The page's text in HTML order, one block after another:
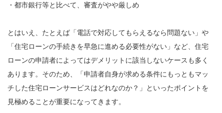
・都市銀行等と比べて、審査がやや厳しめ
とはいえ、たとえば「電話で対応してもらえるなら問題ない」や
「住宅ローンの手続きを早急に進める必要性がない」など、住宅
ローンの申請者によってはデメリットに該当しないケースも多く
あります。そのため、「申請者自身が求める条件にもっともマッ
チした住宅ローンサービスはどれなのか？」といったポイントを
見極めることが重要になってきます。